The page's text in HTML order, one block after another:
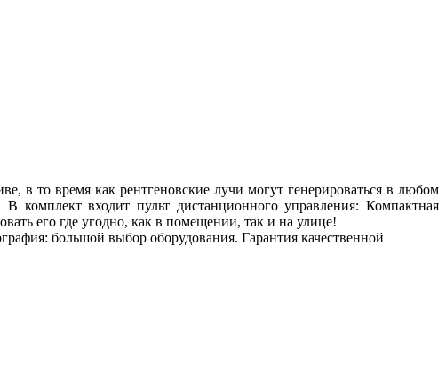
в то время как рентгеновские лучи могут генерироваться в любом
комплект входит пульт дистанционного управления: Компактная
его где угодно, как в помещении, так и на улице!
большой выбор оборудования. Гарантия качественной